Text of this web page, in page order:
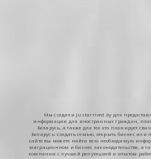
Мы создали Justarrived.by для
информации для иностранных граждан,
Беларусь, а также для тех кто планирует
Беларусь: создать семью, открыть бизнес
сайте вы можете найти всю необходимую
миграционном и бизнес законодательстве, а
компании с лучшей репутацией и опытом